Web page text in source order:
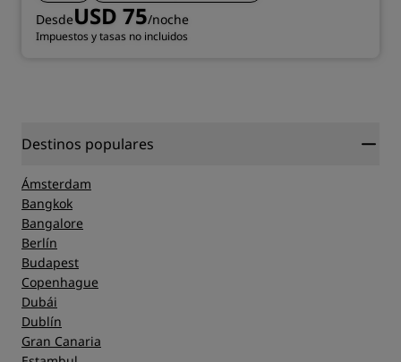
DesdeUSD 75/noche
Impuestos y tasas no incluidos
Destinos populares
Ámsterdam
Bangkok
Bangalore
Berlín
Budapest
Copenhague
Dubái
Dublín
Gran Canaria